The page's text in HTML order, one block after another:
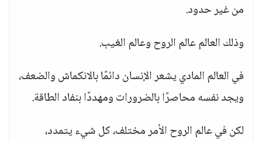
من غير حدود.
وذلك العالم عالم الروح وعالم الغيب.
في العالم المادي يشعر الإنسان دائمًا بالانكماش والضعف،
ويجد نفسه محاصرًا بالضرورات ومهددًا بنفاد الطاقة.
لكن في عالم الروح الأمر مختلف، كل شيء يتمدد،